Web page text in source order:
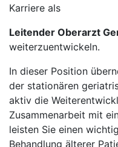
Karriere als
Leitender Oberarzt
weiterzuentwickeln.
In dieser Position
der stationären
aktiv die
Zusammenarbeit mit
leisten Sie einen
Behandlung älterer